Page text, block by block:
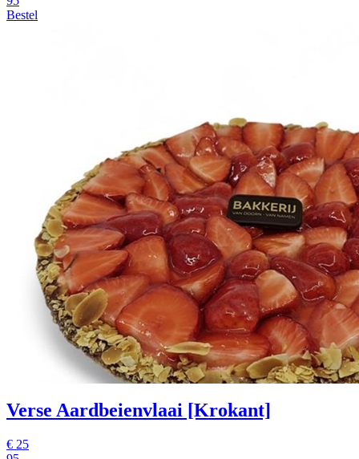
Bestel
Verse Aardbeienvlaai [Krokant]
€ 25